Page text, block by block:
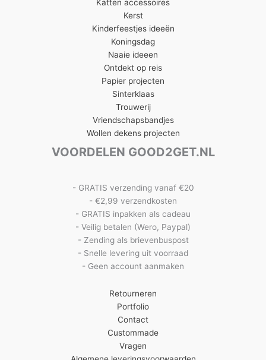
Katten accessoires
Kerst
Kinderfeestjes ideeën
Koningsdag
Naaie ideeen
Ontdekt op reis
Papier projecten
Sinterklaas
Trouwerij
Vriendschapsbandjes
Wollen dekens projecten
VOORDELEN GOOD2GET.NL
- GRATIS verzending vanaf €20
- €2,99 verzendkosten
- GRATIS inpakken als cadeau
- Veilig betalen (Wero, Paypal)
- Zending als brievenbuspost
- Snelle levering uit voorraad
- Geen account aanmaken
Retourneren
Portfolio
Contact
Custommade
Vragen